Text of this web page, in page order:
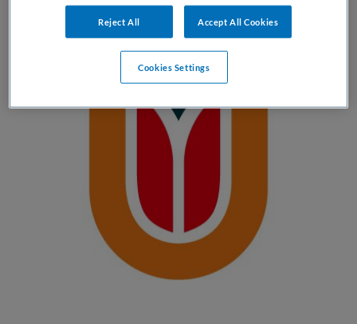
Reject All Accept All Cookies
Cookies Settings